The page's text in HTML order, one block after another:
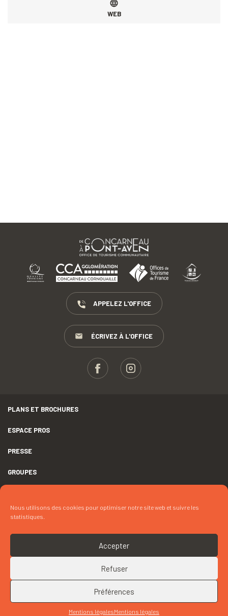
Nous utilisons des cookies pour optimiser notre site web et suivre les
statistiques.
Accepter
Refuser
Préférences
Mentions légalesMentions légales
WEB
CONTACTEZ « VISITE GUIDÉE DE LA COLLECTION PERMANENTE »
APPELEZ L'OFFICE
ÉCRIVEZ À L'OFFICE
PLANS ET BROCHURES
ESPACE PROS
PRESSE
GROUPES
DÉCLARATION D’ACCESSIBILITÉ
CRÉDITS
COOKIES
RETOUR EN HAUT